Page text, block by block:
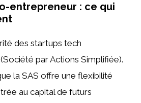
entrepreneur : ce qui
des startups tech
(Société par Actions Simplifiée).
la SAS offre une flexibilité
au capital de futurs